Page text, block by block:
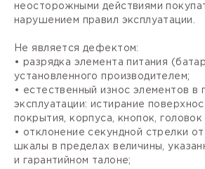
неосторожными действиями
нарушением правил эксплуатации.
Не является дефектом:
• разрядка элемента питания
установленного производителем;
• естественный износ элементов в
эксплуатации: истирание
покрытия, корпуса, кнопок,
• отклонение секундной стрелки
шкалы в пределах величины,
и гарантийном талоне;